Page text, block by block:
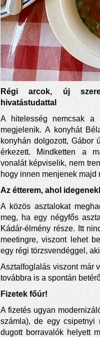
Régi arcok, új
hivatástudattal
A hitelesség nemcsak a
megjelenik. A konyhát
konyhán dolgozott, Gábor
érkezett. Mindketten a
vonalát képviselik, nem
hogy innen menjenek majd
Az étterem, ahol
A közös asztalokat
meg, ha egy négyfős
Kádár-élmény része. Itt
meetingre, viszont lehet
egy régi törzsvendéggel,
Asztalfoglalás viszont már
továbbra is a spontán
Fizetek főúr!
A fizetés ugyan
számla), de egy csipetnyi
dugott borravalók helyett